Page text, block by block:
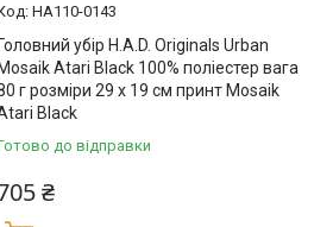
HA110-0143
Головний убір H.A.D. Originals Urban
Mosaik Atari Black 100% поліестер вага
г розміри 29 х 19 см принт Mosaik
Black
до відправки
₴